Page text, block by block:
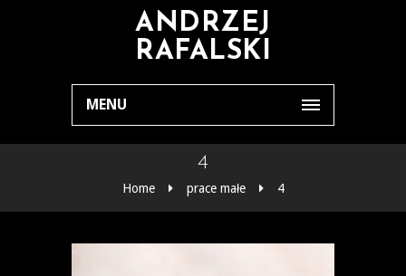
ANDRZEJ
RAFALSKI
MENU
4
Home prace małe 4